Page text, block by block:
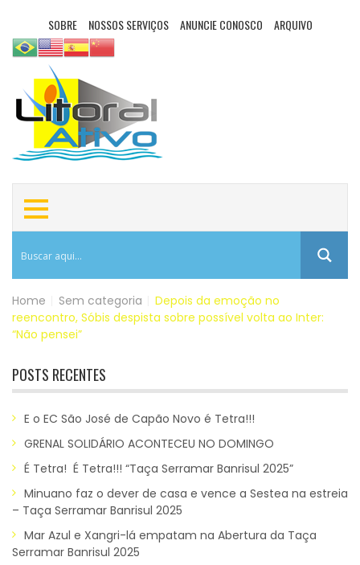
SOBRE NOSSOS SERVIÇOS ANUNCIE CONOSCO ARQUIVO
Home Sem categoria
Depois da emoção no
reencontro, Sóbis despista sobre possível volta ao Inter:
“Não pensei”
POSTS RECENTES
E o EC São José de Capão Novo é Tetra!!!
GRENAL SOLIDÁRIO ACONTECEU NO DOMINGO
É Tetra! É Tetra!!! “Taça Serramar Banrisul 2025”
Minuano faz o dever de casa e vence a Sestea na estreia
– Taça Serramar Banrisul 2025
Mar Azul e Xangri-lá empatam na Abertura da Taça
Serramar Banrisul 2025